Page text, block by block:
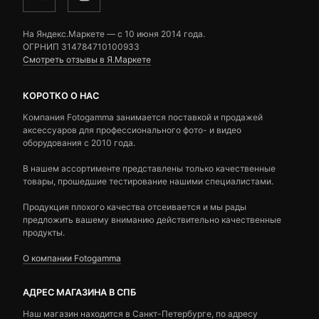
На Яндекс.Маркете — c 10 июня 2014 года.
ОГРНИП 314784710100933
Смотреть отзывы в Я.Маркете
КОРОТКО О НАС
Компания Fotogamma занимается поставкой и продажей
аксессуаров для профессионального фото- и видео
оборудования с 2010 года.
В нашем ассортименте представлены только качественные
товары, прошедшие тестирование нашими специалистами.
Продукция плохого качества отсеивается и мы рады
предложить вашему вниманию действительно качественные
продукты.
О компании Fotogamma
АДРЕС МАГАЗИНА В СПБ
Наш магазин находится в Санкт-Петербурге, по адресу